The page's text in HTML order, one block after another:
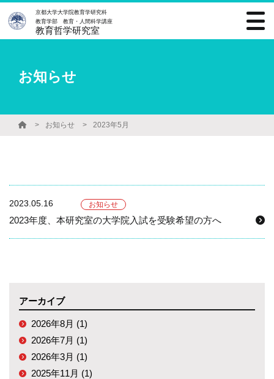
京都大学大学院教育学研究科
教育学部 教育・人間科学講座
教育哲学研究室
お知らせ
お知らせ 2023年5月
2023.05.16 お知らせ
2023年度、本研究室の大学院入試を受験希望の方へ
アーカイブ
2026年8月 (1)
2026年7月 (1)
2026年3月 (1)
2025年11月 (1)